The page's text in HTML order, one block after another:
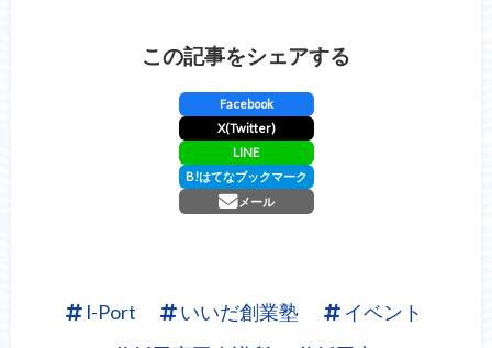
この記事をシェアする
Facebook
X(Twitter)
LINE
B!はてなブックマーク
メール
I-Port いいだ創業塾
イベント